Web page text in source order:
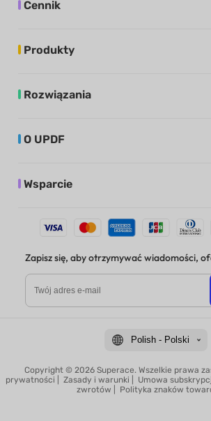
Cennik
Produkty
Rozwiązania
O UPDF
Wsparcie
Zapisz się, aby otrzymywać wiadomości,
Polish - Polski
Copyright © 2026 Superace. Wszelkie prawa
prywatności
Zasady i warunki Umowa
zwrotów
Polityka znaków